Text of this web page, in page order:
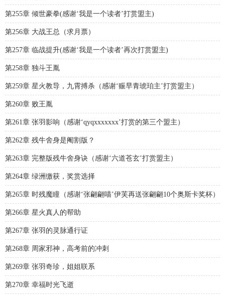
第255章 倾世豪拳(感谢‘我是一个读者’打赏盟主)
第256章 大战王总（求月票）
第257章 临战提升(感谢‘我是一个读者’再次打赏盟主)
第258章 独斗王胤
第259章 星火教导，九霄搏杀（感谢‘赈早青琥珀主’打赏盟主）
第260章 败王胤
第261章 张羽影响（感谢‘qyqxxxxxxx’打赏的第三个盟主）
第262章 残牛舍身是阉割版？
第263章 完整版残牛舍身诀（感谢‘六道苍玄’打赏盟主）
第264章 绿洲缴获，奖赏选择
第265章 时残魔瞳（感谢‘张翩翩喵’伊芙再送张翩翩10个奥斯卡奖杯）
第266章 星火真人的帮助
第267章 张羽的灵脉通行证
第268章 周家邪神，高考前的冲刺
第269章 张羽奇珍，姐姐联系
第270章 幸福时光飞逝